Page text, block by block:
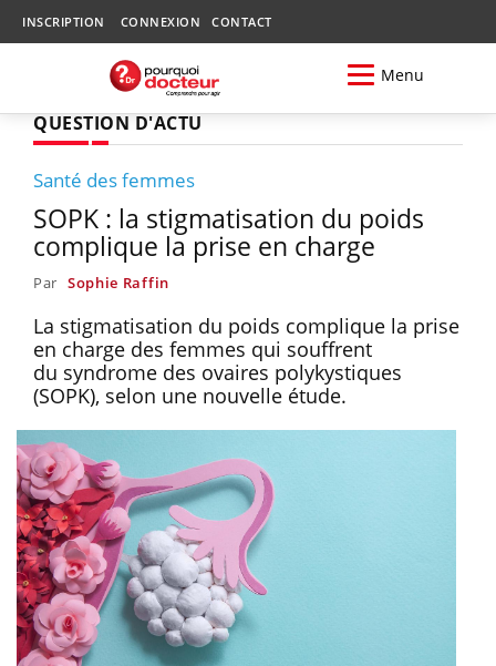
INSCRIPTION CONNEXION CONTACT
Menu
QUESTION D'ACTU
Santé des femmes
SOPK : la stigmatisation du poids
complique la prise en charge
Par Sophie Raffin
La stigmatisation du poids complique la prise
en charge des femmes qui souffrent
du syndrome des ovaires polykystiques
(SOPK), selon une nouvelle étude.